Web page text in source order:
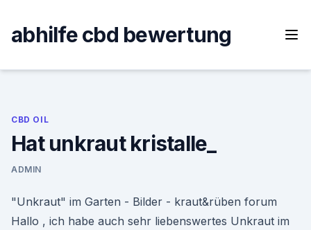
content
abhilfe cbd bewertung
CBD OIL
Hat unkraut kristalle_
ADMIN
"Unkraut" im Garten - Bilder - kraut&rüben forum
Hallo , ich habe auch sehr liebenswertes Unkraut im